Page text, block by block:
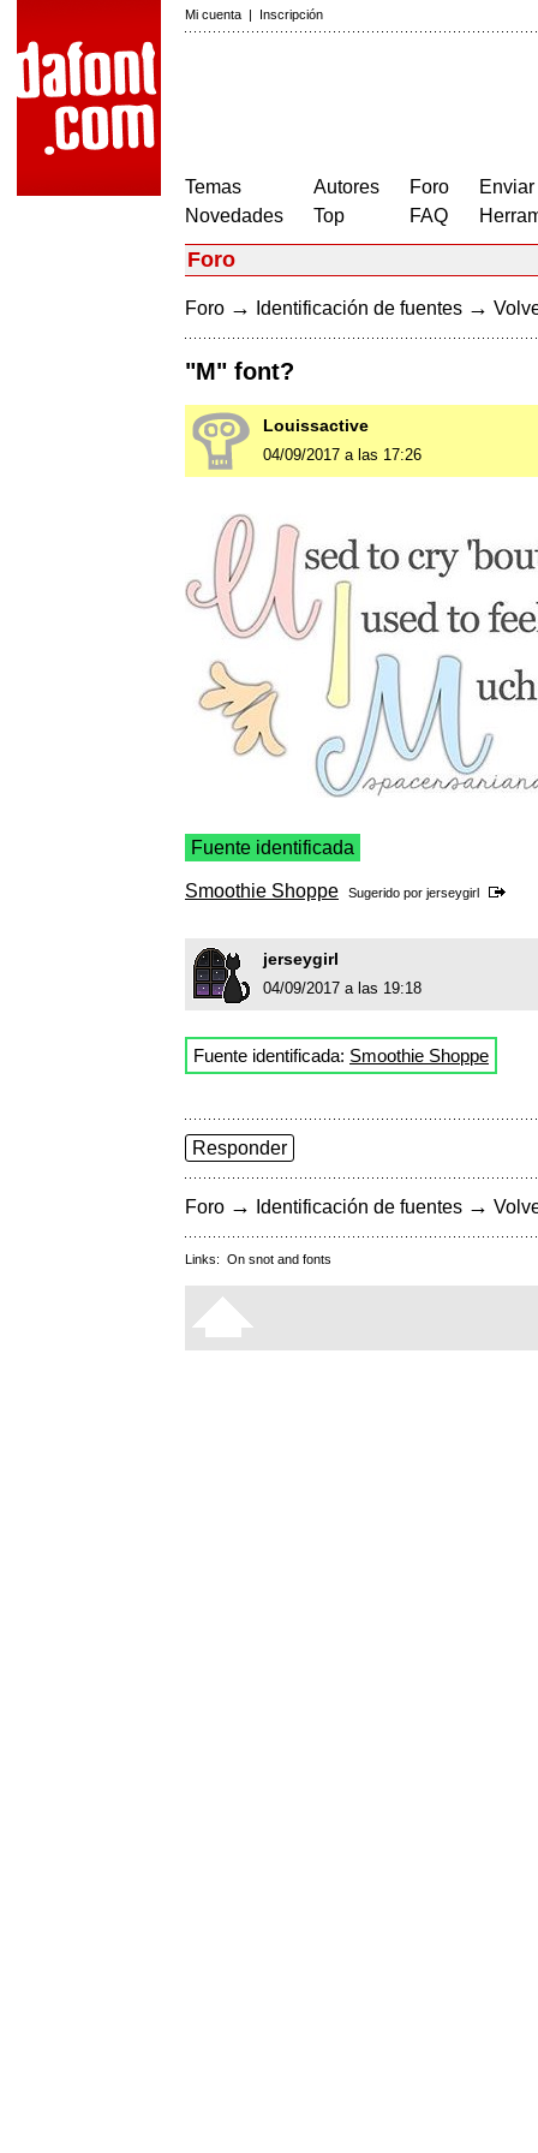
Mi cuenta | Inscripción
Temas
Novedades
Autores
Top
Foro
FAQ
Foro
Foro → Identificación de fuentes →
"M" font?
Louissactive
04/09/2017 a las 17:26
Fuente identificada
Smoothie Shoppe Sugerido por jerseygirl
jerseygirl
04/09/2017 a las 19:18
Fuente identificada: Smoothie Shoppe
Responder
Foro → Identificación de fuentes →
Links: On snot and fonts